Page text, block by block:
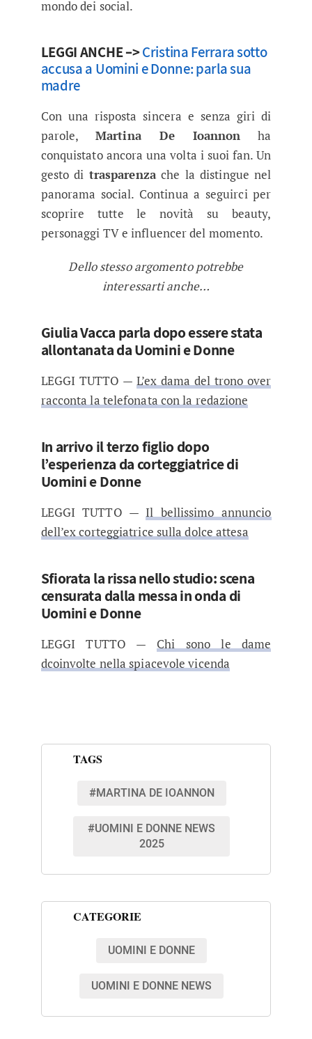
mondo dei social.
LEGGI ANCHE –>Cristina Ferrara sotto
accusa a Uomini e Donne: parla sua
madre
Con una risposta sincera e senza giri di
parole,Martina De Ioannon ha
conquistato ancora una volta i suoi fan. Un
gesto di trasparenzache la distingue nel
panorama social. Continua a seguirci per
scoprire tutte le novità su beauty,
personaggi TV e influencer del momento.
Dello stesso argomento potrebbe
interessarti anche…
Giulia Vacca parla dopo essere stata
allontanata da Uomini e Donne
LEGGI TUTTO — L’ex dama del trono over
racconta la telefonata con la redazione
In arrivo il terzo figlio dopo
l’esperienza da corteggiatrice di
Uomini e Donne
LEGGI TUTTO — Il bellissimo annuncio
dell’ex corteggiatrice sulla dolce attesa
Sfiorata la rissa nello studio: scena
censurata dalla messa in onda di
Uomini e Donne
LEGGI TUTTO — Chi sono le dame
dcoinvolte nella spiacevole vicenda
TAGS
#MARTINA DE IOANNON
#UOMINI E DONNE NEWS
2025
CATEGORIE
UOMINI E DONNE
UOMINI E DONNE NEWS